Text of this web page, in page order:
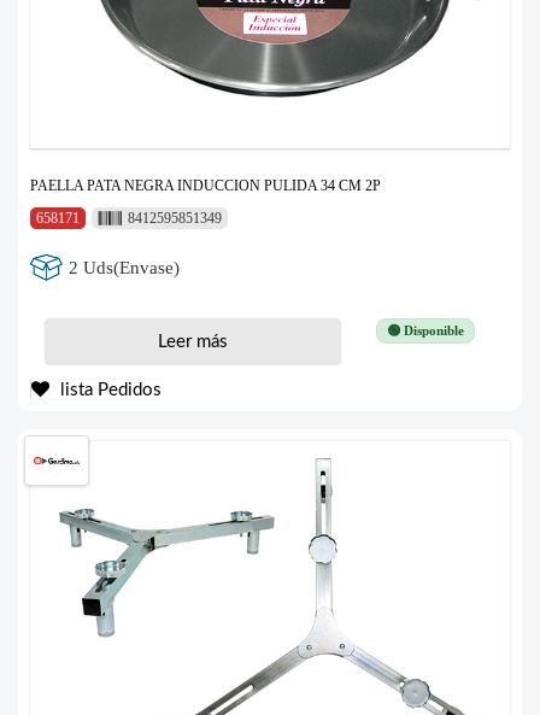
PAELLA PATA NEGRA INDUCCION PULIDA 34 CM 2P
658171
8412595851349
2 Uds(Envase)
🟢 Disponible
Leer más
lista Pedidos